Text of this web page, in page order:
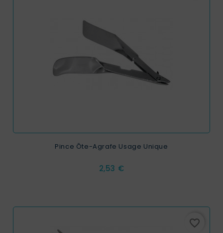
Pince Ôte-Agrafe Usage Unique
Prix
2,53 €
favorite_border